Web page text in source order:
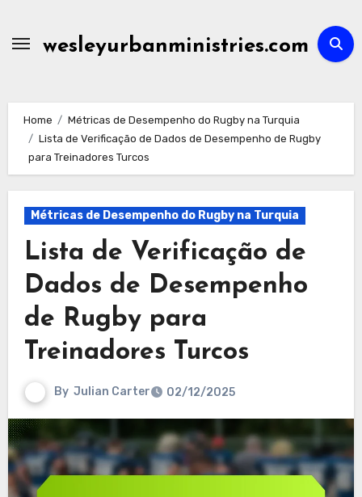
contentwesleyurbanministries.com
Home
Métricas de Desempenho do Rugby na Turquia
Lista de Verificação de Dados de Desempenho de Rugby
para Treinadores Turcos
Métricas de Desempenho do Rugby na Turquia
Lista de Verificação de
Dados de Desempenho
de Rugby para
Treinadores Turcos
By Julian Carter 02/12/2025